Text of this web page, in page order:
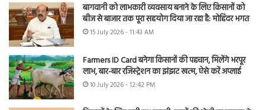
बागवानी को लाभकारी व्यवसाय बनाने के लिए किसानों को
बीज से बाजार तक पूरा सहयोग दिया जा रहा है: मोहिंदर भगत
15 July 2026 - 11:43 AM
Farmers ID Card बनेगा किसानों की पहचान, मिलेंगे भरपूर
लाभ, बार-बार रजिस्ट्रेशन का झंझट खत्म, ऐसे करें अप्लाई
10 July 2026 - 12:42 PM